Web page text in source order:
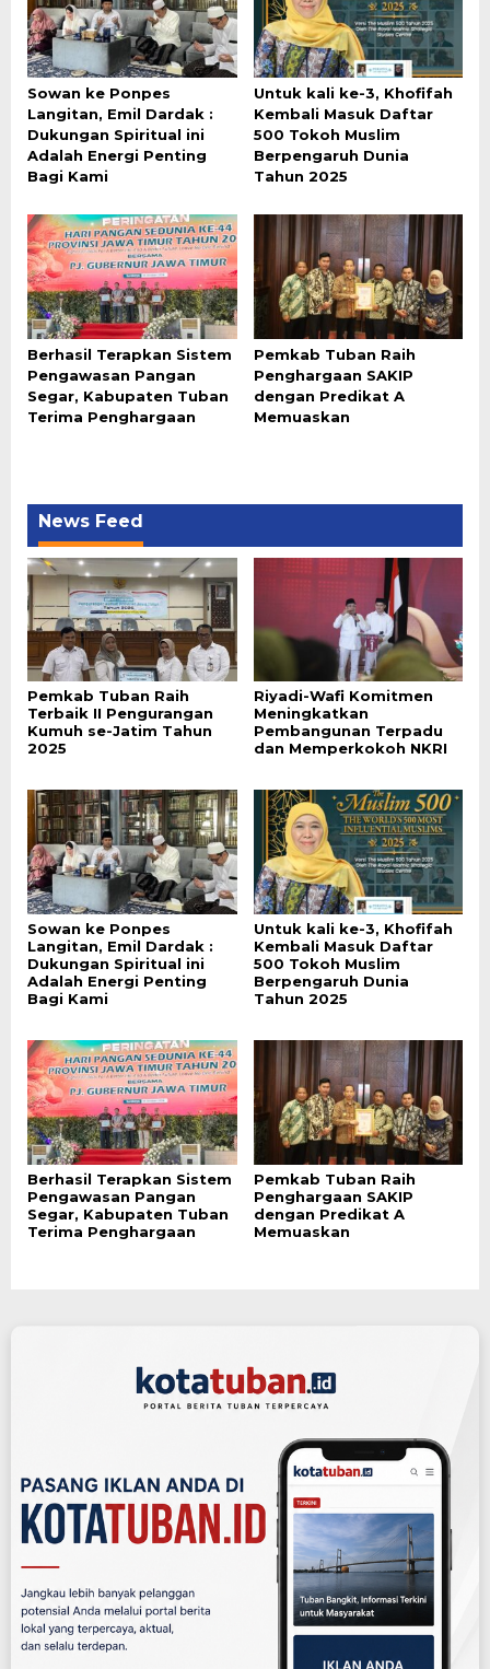
Sowan ke Ponpes
Langitan, Emil Dardak :
Dukungan Spiritual ini
Adalah Energi Penting
Bagi Kami
Untuk kali ke-3, Khofifah
Kembali Masuk Daftar
500 Tokoh Muslim
Berpengaruh Dunia
Tahun 2025
Berhasil Terapkan Sistem
Pengawasan Pangan
Segar, Kabupaten Tuban
Terima Penghargaan
Pemkab Tuban Raih
Penghargaan SAKIP
dengan Predikat A
Memuaskan
News Feed
Pemkab Tuban Raih
Terbaik II Pengurangan
Kumuh se-Jatim Tahun
2025
Riyadi-Wafi Komitmen
Meningkatkan
Pembangunan Terpadu
dan Memperkokoh NKRI
Sowan ke Ponpes
Langitan, Emil Dardak :
Dukungan Spiritual ini
Adalah Energi Penting
Bagi Kami
Untuk kali ke-3, Khofifah
Kembali Masuk Daftar
500 Tokoh Muslim
Berpengaruh Dunia
Tahun 2025
Berhasil Terapkan Sistem
Pengawasan Pangan
Segar, Kabupaten Tuban
Terima Penghargaan
Pemkab Tuban Raih
Penghargaan SAKIP
dengan Predikat A
Memuaskan